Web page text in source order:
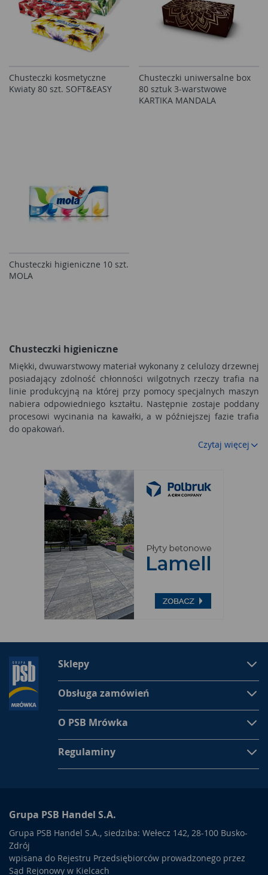
Chusteczki kosmetyczne
Kwiaty 80 szt. SOFT&EASY
Chusteczki uniwersalne box
80 sztuk 3-warstwowe
KARTIKA MANDALA
Chusteczki higieniczne 10 szt.
MOLA
Chusteczki higieniczne
Miękki, dwuwarstwowy materiał wykonany z celulozy drzewnej
posiadający zdolność chłonności wilgotnych rzeczy trafia na
linie produkcyjną na której przy pomocy specjalnych maszyn
nabiera odpowiedniego kształtu. Następnie zostaje poddany
procesowi wycinania na kawałki, a w późniejszej fazie trafia
do opakowań.
polega na stworzeniu
drzewna. Z podobnego materiału wykonywane są bandaże
elastyczne oraz papier toaletowy. Używanie chusteczek jest
nawykiem w prawie wszystkich krajach na świecie w tym min.
Polsce. Dla kobiet chusteczka higieniczna jest znakomitą
pomocą podczas zmywania makijażu dla mężczyzn zaś
wielkim plusem gdy mężczyzna musi wytrzeć twarz lub
wysmarkać nos. Na rynku jest obecnie wiele rodzajów
chusteczek higienicznych. Od zwykłych bezzapachowy po
chusteczki ze środkiem do czyszczenia szkła np. szkła
okularowego.
Chusteczki higieniczne w kartoniku
myślą o ludziach dbających o higienę osobistą. Czystość to
chorób, roznoszonych jest wiele zarazków oraz infekcji.
Korzystając z chusteczki higienicznych w kartoniku potwierdza
się przekonanie o zdrowym, czystym trybie życia. Pakowane i
sprzedawane są w ładnych, przyjemnych dla oka pudełkach
wydostaje się je. Jednak posiadanie chusteczek to nie
wszystko. Stosując je trzeba pamiętać o tym aby po każdym
użyciu wyrzucić wykorzystaną do kosza na śmieci aby nie
przedostawać zarazków. Trzymanie ich zawsze w oryginalnym
korzystać z nich w domu, pracy i w każdym innym miejscu.
Używanie ich podczas kataru jest wysoce komfortowym
rozwiązaniem. Wszystko zależy od wyboru chusteczek. Można
Czytaj więcej
Sklepy
Obsługa zamówień
O PSB Mrówka
Regulaminy
Grupa PSB Handel S.A.
Grupa PSB Handel S.A., siedziba: Wełecz 142, 28-100 Busko-
Zdrój
wpisana do Rejestru Przedsiębiorców prowadzonego przez
Sąd Rejonowy w Kielcach